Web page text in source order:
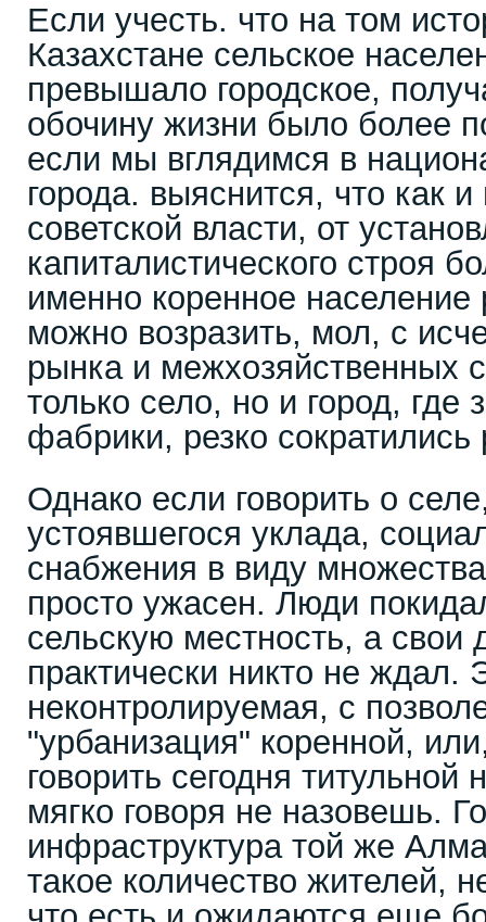
Если учесть. что на том
Казахстане сельское
превышало городское,
обочину жизни было более
если мы вглядимся в
города. выяснится, что как
советской власти, от
капиталистического строя
именно коренное население
можно возразить, мол, с
рынка и межхозяйственных
только село, но и город, где
фабрики, резко
Однако если говорить о
устоявшегося уклада,
снабжения в виду
просто ужасен. Люди
сельскую местность, а свои
практически никто не ждал.
неконтролируемая, с
"урбанизация" коренной,
говорить сегодня
мягко говоря не назовешь.
инфраструктура той же
такое количество жителей,